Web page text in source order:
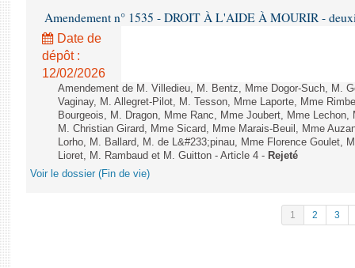
Amendement n° 1535 - DROIT À L'AIDE À MOURIR -
Date de
dépôt :
12/02/2026
Amendement de M. Villedieu, M. Bentz, Mme Dogor-Such, M.
Vaginay, M. Allegret-Pilot, M. Tesson, Mme Laporte, Mme
Bourgeois, M. Dragon, Mme Ranc, Mme Joubert, Mme
M. Christian Girard, Mme Sicard, Mme Marais-Beuil, Mme
Lorho, M. Ballard, M. de L&#233;pinau, Mme Florence Goulet,
Lioret, M. Rambaud et M. Guitton - Article 4 - Rejeté
Voir le dossier (Fin de vie)
1 2 3